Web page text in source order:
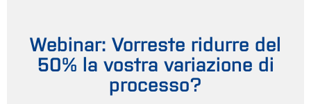
Webinar: Vorreste ridurre del
50% la vostra variazione di
processo?